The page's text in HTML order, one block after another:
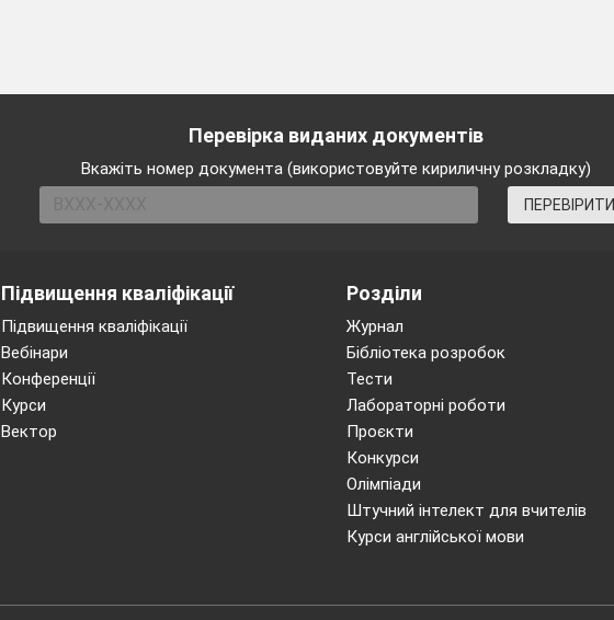
Перевірка виданих документів
Вкажіть номер документа (використовуйте кириличну розкладку)
ПЕРЕВІРИТИ
Підвищення кваліфікації
Підвищення кваліфікації
Вебінари
Конференції
Курси
Вектор
Розділи
Журнал
Бібліотека розробок
Тести
Лабораторні роботи
Проєкти
Конкурси
Олімпіади
Штучний інтелект для вчителів
Курси англійської мови